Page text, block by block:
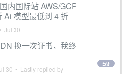
内国际站 AWS/GCP
Ai 模型最低到 4 折
• Jul 30
换一次证书，我终
30 • Lastly replied by
59